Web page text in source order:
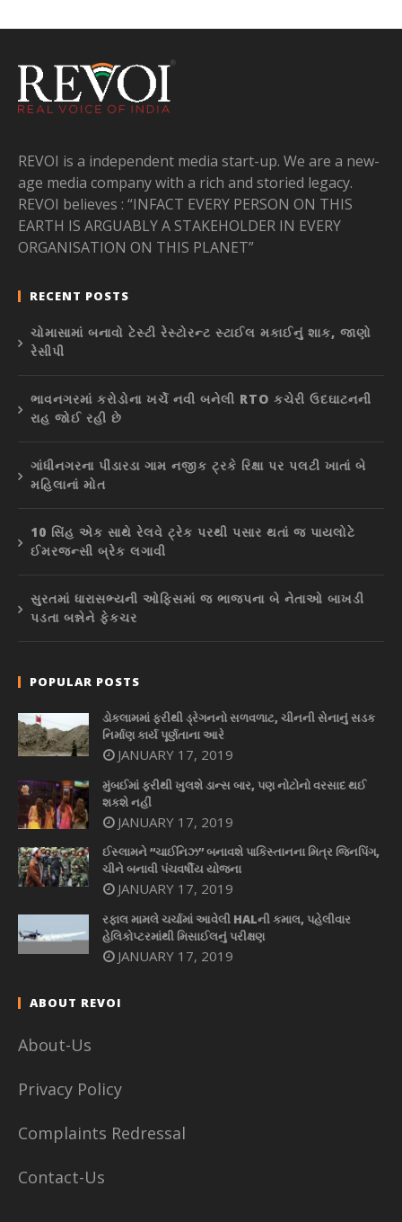
REVOI is a independent media start-up. We are a new-
age media company with a rich and storied legacy.
REVOI believes : “INFACT EVERY PERSON ON THIS
EARTH IS ARGUABLY A STAKEHOLDER IN EVERY
ORGANISATION ON THIS PLANET”
RECENT POSTS
ચોમાસામાં બનાવો ટેસ્ટી રેસ્ટોરન્ટ સ્ટાઈલ મકાઈનું શાક, જાણો
રેસીપી
ભાવનગરમાં કરોડોના ખર્ચે નવી બનેલી RTO કચેરી ઉદઘાટનની
રાહ જોઈ રહી છે
ગાંધીનગરના પીંડારડા ગામ નજીક ટ્રકે રિક્ષા પર પલટી ખાતાં બે
મહિલાનાં મોત
10 સિંહ એક સાથે રેલવે ટ્રેક પરથી પસાર થતાં જ પાયલોટે
ઈમરજન્સી બ્રેક લગાવી
સુરતમાં ધારાસભ્યની ઓફિસમાં જ ભાજપના બે નેતાઓ બાખડી
પડતા બન્નેને ફેકચર
POPULAR POSTS
ડોકલામમાં ફરીથી ડ્રેગનનો સળવળાટ, ચીનની સેનાનું સડક
નિર્માણ કાર્ય પૂર્ણતાના આરે
JANUARY 17, 2019
મુંબઈમાં ફરીથી ખુલશે ડાન્સ બાર, પણ નોટોનો વરસાદ થઈ
શકશે નહીં
JANUARY 17, 2019
ઈસ્લામને “ચાઈનિઝ” બનાવશે પાકિસ્તાનના મિત્ર જિનપિંગ,
ચીને બનાવી પંચવર્ષીય યોજના
JANUARY 17, 2019
રફાલ મામલે ચર્ચામાં આવેલી HALની કમાલ, પહેલીવાર
હેલિકોપ્ટરમાંથી મિસાઈલનું પરીક્ષણ
JANUARY 17, 2019
ABOUT REVOI
About-Us
Privacy Policy
Complaints Redressal
Contact-Us